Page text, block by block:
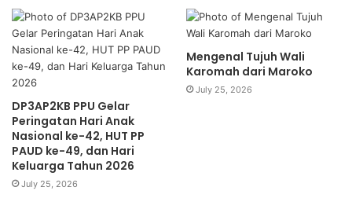
DP3AP2KB PPU Gelar
Peringatan Hari Anak
Nasional ke-42, HUT PP
PAUD ke-49, dan Hari
Keluarga Tahun 2026
July 25, 2026
Mengenal Tujuh Wali
Karomah dari Maroko
July 25, 2026